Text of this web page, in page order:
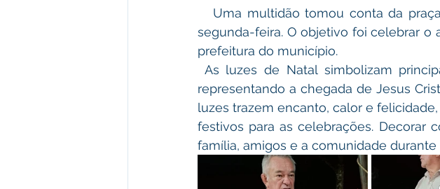
segunda-feira. O objetivo foi celebrar o
prefeitura do município.
representando a chegada de Jesus
luzes trazem encanto, calor e
festivos para as celebrações. Decorar
família, amigos e a comunidade durante